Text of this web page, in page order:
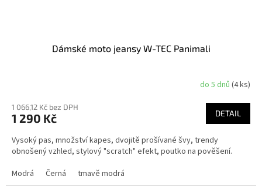
Dámské moto jeansy W-TEC Panimali
do 5 dnů (4 ks)
1 066,12 Kč bez DPH
1 290 Kč DETAIL
Vysoký pas, množství kapes, dvojitě prošívané švy, trendy
obnošený vzhled, stylový "scratch" efekt, poutko na pověšení.
Modrá
Černá tmavě modrá